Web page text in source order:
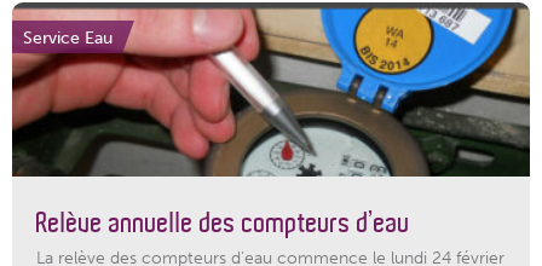
Service Eau
Relève annuelle des compteurs d’eau
La relève des compteurs d'eau commence le lundi 24 février